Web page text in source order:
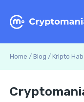
Home / Blog / Kripto